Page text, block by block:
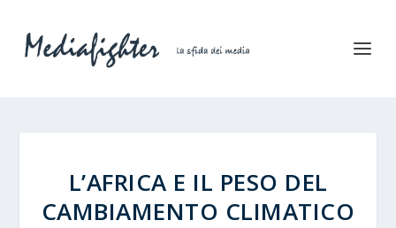
L’AFRICA E IL PESO DEL
CAMBIAMENTO CLIMATICO